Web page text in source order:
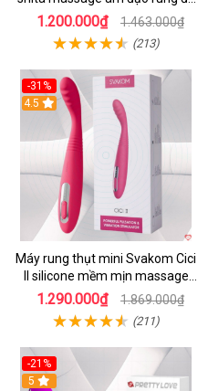
chế độ
1.200.000₫ 1.463.000₫
(213)
-31%
4.5
Máy rung thụt mini Svakom Cici
II silicone mềm mịn massage
điểm G cao cấp
1.290.000₫ 1.869.000₫
(211)
-21%
5